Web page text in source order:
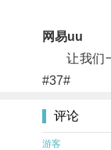
网易uu
让我们一
#37#
评论
游客